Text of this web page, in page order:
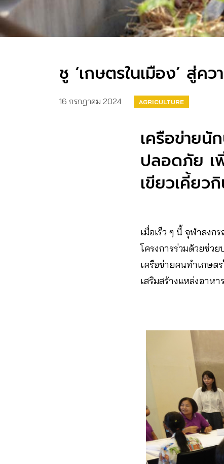
ชู ‘เกษตรในเมือง’ สู่ค
16 กรกฎาคม 2024 AGRICULTURE
เครือข่ายนั
ปลอดภัย เ
เขียวเคี้ยว
เมื่อเร็ว ๆ นี้ จุฬาลงก
โครงการร่วมด้วยช่วย
เครือข่ายคนทำเกษต
เสริมสร้างแหล่งอาห